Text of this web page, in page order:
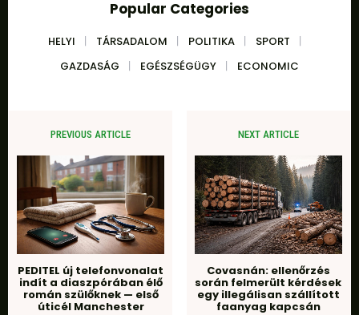
Popular Categories
HELYI TÁRSADALOM POLITIKA
SPORT
GAZDASÁG
EGÉSZSÉGÜGY ECONOMIC
PREVIOUS ARTICLE
PEDITEL új telefonvonalat
indít a diaszpórában élő
román szülőknek — első
úticél Manchester
NEXT ARTICLE
Covasnán: ellenőrzés
során felmerült kérdések
egy illegálisan szállított
faanyag kapcsán